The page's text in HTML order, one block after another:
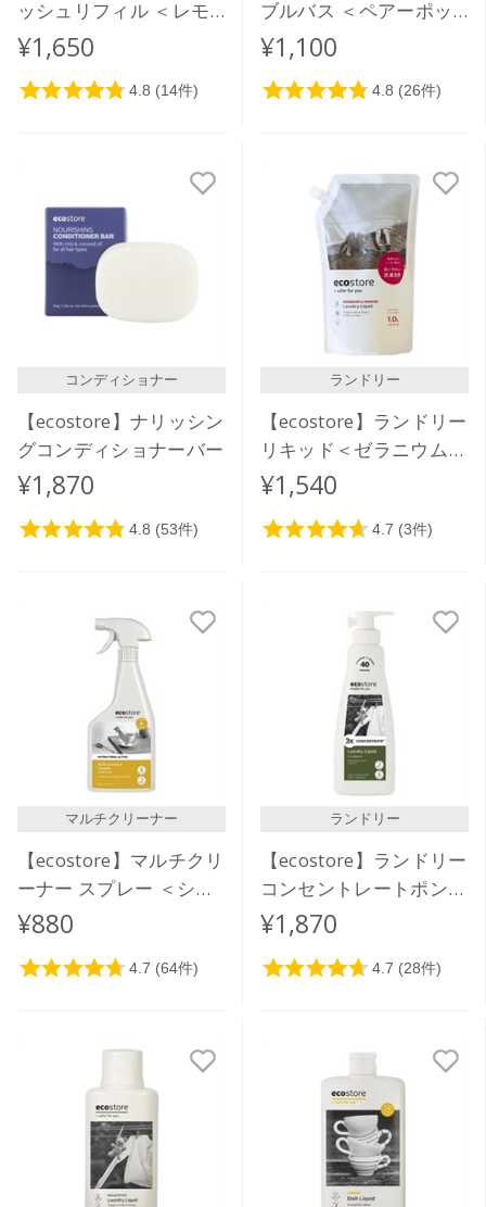
ッシュリフィル ＜レモ
ングラス＆ライムリーフ
＞850mL
¥1,650
ブルバス ＜ペアーポッ
プ＞ 400mL
¥1,100
コンディショナー
【ecostore】ナリッシン
グコンディショナーバー
¥1,870
ランドリー
【ecostore】ランドリー
リキッド＜ゼラニウム＆
オレンジ＞リフィルパッ
ク1L
¥1,540
マルチクリーナー
【ecostore】マルチクリ
ーナー スプレー ＜シト
ラス＞ 500mL
¥880
ランドリー
【ecostore】ランドリー
コンセントレートポンプ
＜ユーカリ＞ 480mL
¥1,870